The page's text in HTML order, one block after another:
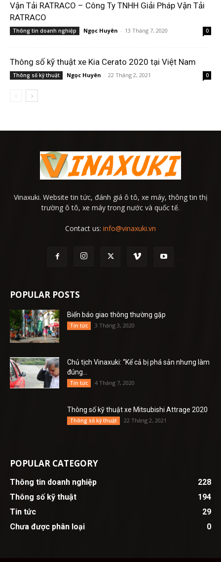
Vận Tải RATRACO – Công Ty TNHH Giải Pháp Vận Tải
RATRACO
Thông tin doanh nghiệp Ngọc Huyên - 13 Tháng 7, 2020 0
Thông số kỹ thuật xe Kia Cerato 2020 tại Việt Nam
Thông số kỹ thuật Ngọc Huyên - 22 Tháng 2, 2021 0
Vinaxuki. Website tin tức, đánh giá ô tô, xe máy, thông tin thị
trường ô tô, xe máy trong nước và quốc tế.
Contact us: info@vinaxuki.vn
POPULAR POSTS
Biển báo giao thông thường gặp
Tin tức 3 Tháng 3, 2020
Chủ tịch Vinaxuki: “Kể cả bị phá sản nhưng làm
đúng...
Tin tức 4 Tháng 7, 2020
Thông số kỹ thuật xe Mitsubishi Attrage 2020
Thông số kỹ thuật 22 Tháng 2, 2021
POPULAR CATEGORY
Thông tin doanh nghiệp
228
Thông số kỹ thuật
194
Tin tức
29
Chưa được phân loại
0